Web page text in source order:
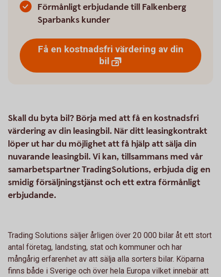
Förmånligt erbjudande till Falkenberg
Sparbanks kunder
Få en kostnadsfri värdering av din
bil
Skall du byta bil? Börja med att få en kostnadsfri
värdering av din leasingbil. När ditt leasingkontrakt
löper ut har du möjlighet att få hjälp att sälja din
nuvarande leasingbil. Vi kan, tillsammans med vår
samarbetspartner TradingSolutions, erbjuda dig en
smidig försäljningstjänst och ett extra förmånligt
erbjudande.
Trading Solutions säljer årligen över 20 000 bilar åt ett stort
antal företag, landsting, stat och kommuner och har
mångårig erfarenhet av att sälja alla sorters bilar. Köparna
finns både i Sverige och över hela Europa vilket innebär att